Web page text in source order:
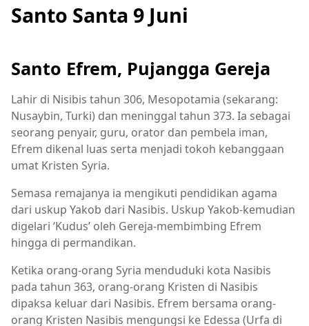
Santo Santa 9 Juni
Santo Efrem, Pujangga Gereja
Lahir di Nisibis tahun 306, Mesopotamia (sekarang:
Nusaybin, Turki) dan meninggal tahun 373. Ia sebagai
seorang penyair, guru, orator dan pembela iman,
Efrem dikenal luas serta menjadi tokoh kebanggaan
umat Kristen Syria.
Semasa remajanya ia mengikuti pendidikan agama
dari uskup Yakob dari Nasibis. Uskup Yakob-kemudian
digelari ‘Kudus’ oleh Gereja-membimbing Efrem
hingga di permandikan.
Ketika orang-orang Syria menduduki kota Nasibis
pada tahun 363, orang-orang Kristen di Nasibis
dipaksa keluar dari Nasibis. Efrem bersama orang-
orang Kristen Nasibis mengungsi ke Edessa (Urfa di